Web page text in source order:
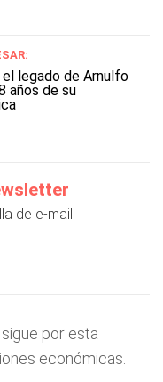
el legado de Arnulfo
años de su
de e-mail.
por esta
económicas.